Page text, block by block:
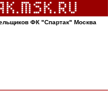
ФК "Спартак" Москва